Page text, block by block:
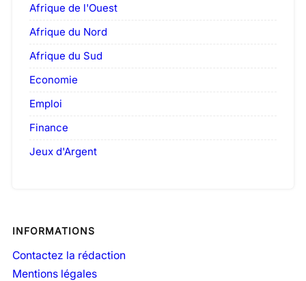
Afrique de l'Ouest
Afrique du Nord
Afrique du Sud
Economie
Emploi
Finance
Jeux d'Argent
INFORMATIONS
Contactez la rédaction
Mentions légales